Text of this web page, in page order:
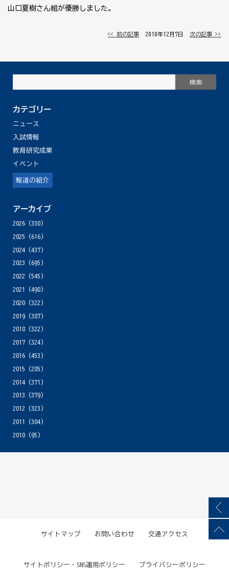
山口夏樹さん組が優勝しました。
<< 前の記事 │ 2010年12月7日 │次の記事 >>
カテゴリー
ニュース
入試情報
教育研究成果
イベント
報道の紹介
アーカイブ
2026(330)
2025 (616)
2024(437)
2023 (695)
2022 (545)
2021
(498)
2020(322)
2019(387)
2018(322)
2017(324)
2016(453)
2015 (285)
2014(371)
2013 (379)
2012 (323)
2011
(304)
2010(95)
サイトマップ お問い合わせ 交通アクセス
サイトポリシー・SNS運用ポリシー プライバシーポリシー